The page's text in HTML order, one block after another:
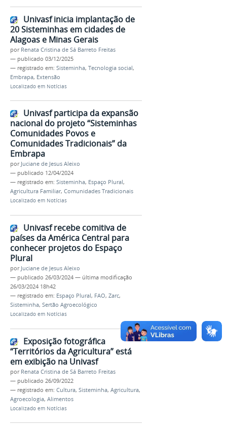
Univasf inicia implantação de
20 Sisteminhas em cidades de
Alagoas e Minas Gerais
por Renata Cristina de Sá Barreto Freitas
— publicado 03/12/2025
— registrado em: Sisteminha, Tecnologia social,
Embrapa, Extensão
Localizado em Notícias
Univasf participa da expansão
nacional do projeto “Sisteminhas
Comunidades Povos e
Comunidades Tradicionais” da
Embrapa
por Juciane de Jesus Aleixo
— publicado 12/04/2024
— registrado em: Sisteminha, Espaço Plural,
Agricultura Familiar, Comunidades Tradicionais
Localizado em Notícias
Univasf recebe comitiva de
países da América Central para
conhecer projetos do Espaço
Plural
por Juciane de Jesus Aleixo
— publicado 26/03/2024 — última modificação
26/03/2024 18h42
— registrado em: Espaço Plural, FAO, Zarc,
Sisteminha, Sertão Agroecológico
Localizado em Notícias
Exposição fotográfica
“Territórios da Agricultura” está
em exibição na Univasf
por Renata Cristina de Sá Barreto Freitas
— publicado 26/09/2022
— registrado em: Cultura, Sisteminha, Agricultura,
Agroecologia, Alimentos
Localizado em Notícias